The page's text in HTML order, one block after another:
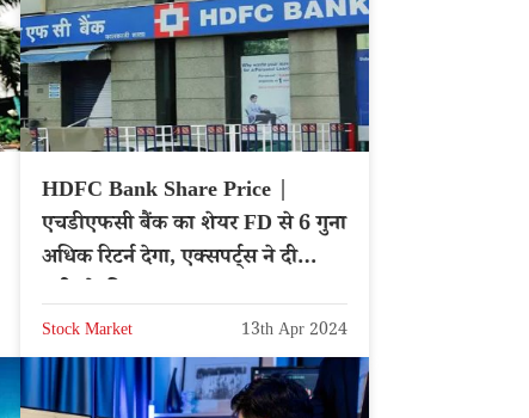
HDFC Bank Share Price |
एचडीएफसी बैंक का शेयर FD से 6 गुना
अधिक रिटर्न देगा, एक्सपर्ट्स ने दी
Stock Market 13th Apr 2024